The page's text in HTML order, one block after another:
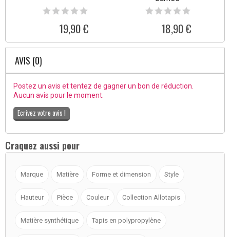
19,90 € 18,90 €
AVIS (0)
Postez un avis et tentez de gagner un bon de réduction.
Aucun avis pour le moment.
Ecrivez votre avis !
Craquez aussi pour
Marque Matière Forme et dimension Style
Hauteur Pièce Couleur Collection Allotapis
Matière synthétique Tapis en polypropylène